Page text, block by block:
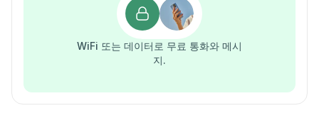
WiFi 또는 데이터로 무료 통화와 메시
지.